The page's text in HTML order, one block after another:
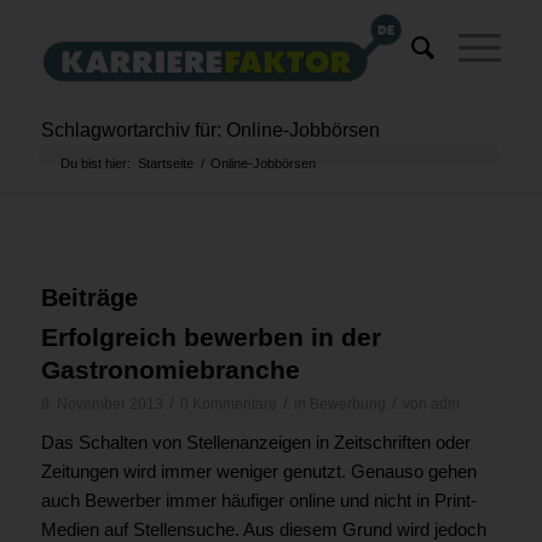
Schlagwortarchiv für: Online-Jobbörsen
Du bist hier: Startseite / Online-Jobbörsen
Beiträge
Erfolgreich bewerben in der
Gastronomiebranche
Das Schalten von Stellenanzeigen in Zeitschriften oder
Zeitungen wird immer weniger genutzt. Genauso gehen
auch Bewerber immer häufiger online und nicht in Print-
Medien auf Stellensuche. Aus diesem Grund wird jedoch